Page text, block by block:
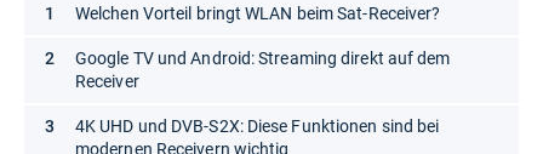
Welchen Vorteil bringt WLAN beim Sat-Receiver?
Google TV und Android: Streaming direkt auf dem
Receiver
4K UHD und DVB-S2X: Diese Funktionen sind bei
modernen Receivern wichtig